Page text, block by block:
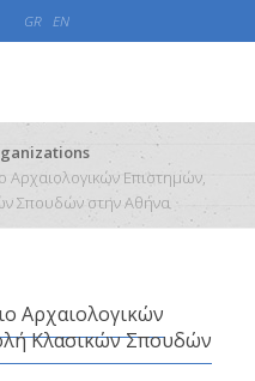
GR EN
Αρχαιολογικών Επιστημών,
Σπουδών στην Αθήνα
Αρχαιολογικών
Κλασικών Σπουδών